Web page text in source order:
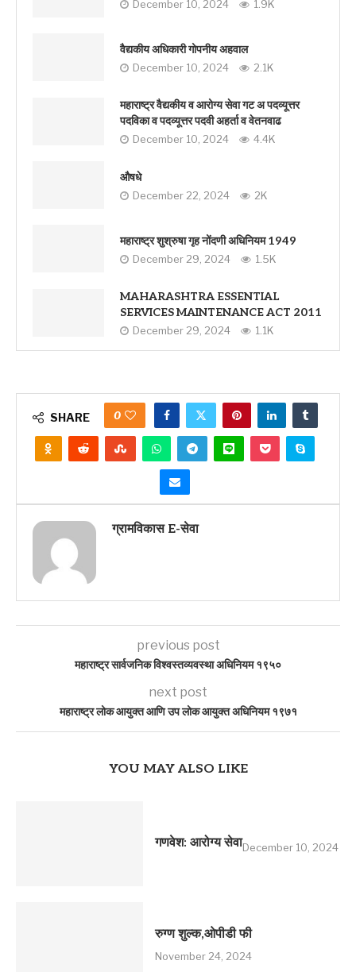
December 10, 2024 1.9K
वैद्यकीय अधिकारी गोपनीय अहवाल
December 10, 2024 2.1K
महाराष्ट्र वैद्यकीय व आरोग्य सेवा गट अ पदव्यूत्तर
पदविका व पदव्यूत्तर पदवी अहर्ता व वेतनवाढ
December 10, 2024 4.4K
औषधे
December 22, 2024 2K
महाराष्ट्र शुश्रुषा गृह नोंदणी अधिनियम 1949
December 29, 2024 1.5K
MAHARASHTRA ESSENTIAL
SERVICES MAINTENANCE ACT 2011
December 29, 2024 1.1K
SHARE 0
ग्रामविकास E-सेवा
previous post
महाराष्ट्र सार्वजनिक विश्वस्तव्यवस्था अधिनियम १९५०
next post
महाराष्ट्र लोक आयुक्त आणि उप लोक आयुक्त अधिनियम १९७१
YOU MAY ALSO LIKE
गणवेश: आरोग्य सेवाDecember 10, 2024
रुग्ण शुल्क,ओपीडी फी
November 24, 2024